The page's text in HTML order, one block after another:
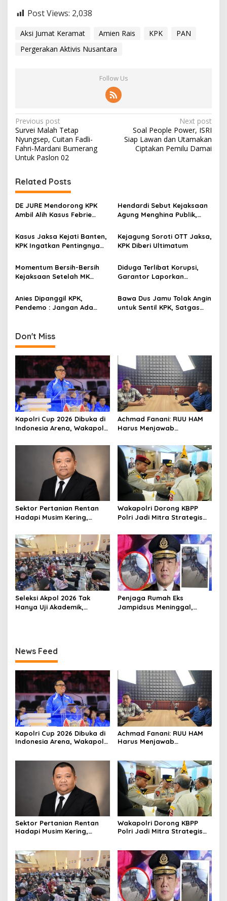
Post Views: 2,038
Aksi Jumat Keramat Amien Rais KPK
PAN
Pergerakan Aktivis Nusantara
Follow Us
P
o
s
t
n
a
v
i
g
a
t
i
o
n
Previous post
Survei Malah Tetap
Nyungsep, Cuitan Fadli-
Fahri-Mardani Bumerang
Untuk Paslon 02
Next post
Soal People Power, ISRI
Siap Lawan dan Utamakan
Ciptakan Pemilu Damai
Related Posts
DE JURE Mendorong KPK
Ambil Alih Kasus Febrie
Kepentingan
Hendardi Sebut Kejaksaan
Agung Menghina Publik,
Korupsi Mantan Jampidsus
Kasus Jaksa Kejati Banten,
KPK Ingatkan Pentingnya
Kejagung Soroti OTT Jaksa,
KPK Diberi Ultimatum
Momentum Bersih-Bersih
Kejaksaan Setelah MK
Diduga Terlibat Korupsi,
Garantor Laporkan
Sahroni ke KPK
Anies Dipanggil KPK,
Pendemo : Jangan Ada
Semua Soal Formula E!
Bawa Dus Jamu Tolak Angin
untuk Sentil KPK, Satgas
Don't Miss
Kapolri Cup 2026 Dibuka di
Indonesia Arena, Wakapolri
Berdaya Saing Global
Achmad Fanani: RUU HAM
Harus Menjawab
Sektor Pertanian Rentan
Hadapi Musim Kering,
Jadi Solusi
Wakapolri Dorong KBPP
Polri Jadi Mitra Strategis
Seleksi Akpol 2026 Tak
Hanya Uji Akademik,
Penjaga Rumah Eks
Jampidsus Meninggal,
News Feed
Kapolri Cup 2026 Dibuka di
Indonesia Arena, Wakapolri
Achmad Fanani: RUU HAM
Harus Menjawab
Sektor Pertanian Rentan
Hadapi Musim Kering,
Wakapolri Dorong KBPP
Polri Jadi Mitra Strategis